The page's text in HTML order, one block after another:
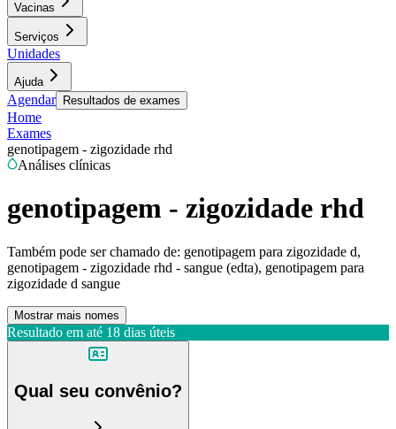
Vacinas
Serviços
Unidades
Ajuda
Agendar Resultados de exames
Home
Exames
genotipagem - zigozidade rhd
Análises clínicas
genotipagem - zigozidade rhd
Também pode ser chamado de: genotipagem para zigozidade d,
genotipagem - zigozidade rhd - sangue (edta), genotipagem para
zigozidade d sangue
Mostrar mais nomes
Resultado em até 18 dias úteis
Qual seu convênio?